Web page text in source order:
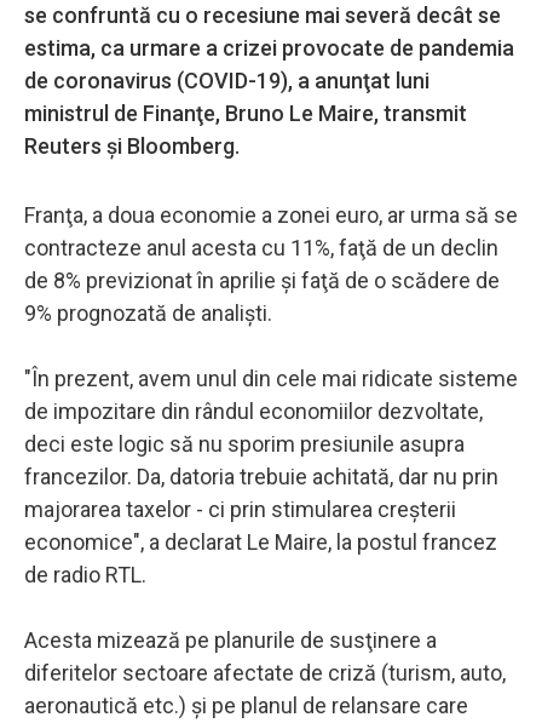
se confruntă cu o recesiune mai severă decât se
estima, ca urmare a crizei provocate de pandemia
de coronavirus (COVID-19), a anunţat luni
ministrul de Finanţe, Bruno Le Maire, transmit
Reuters şi Bloomberg.
Franţa, a doua economie a zonei euro, ar urma să se
contracteze anul acesta cu 11%, faţă de un declin
de 8% previzionat în aprilie şi faţă de o scădere de
9% prognozată de analişti.
"În prezent, avem unul din cele mai ridicate sisteme
de impozitare din rândul economiilor dezvoltate,
deci este logic să nu sporim presiunile asupra
francezilor. Da, datoria trebuie achitată, dar nu prin
majorarea taxelor - ci prin stimularea creşterii
economice", a declarat Le Maire, la postul francez
de radio RTL.
Acesta mizează pe planurile de susţinere a
diferitelor sectoare afectate de criză (turism, auto,
aeronautică etc.) şi pe planul de relansare care